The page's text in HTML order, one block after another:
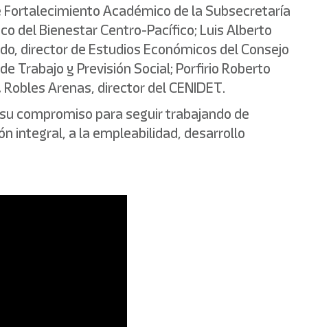
Académico de la Subsecretaría
del Bienestar Centro-Pacífico; Luis Alberto
director de Estudios Económicos del Consejo
Trabajo y Previsión Social; Porfirio Roberto
Arenas, director del CENIDET.
compromiso para seguir trabajando de
integral, a la empleabilidad, desarrollo